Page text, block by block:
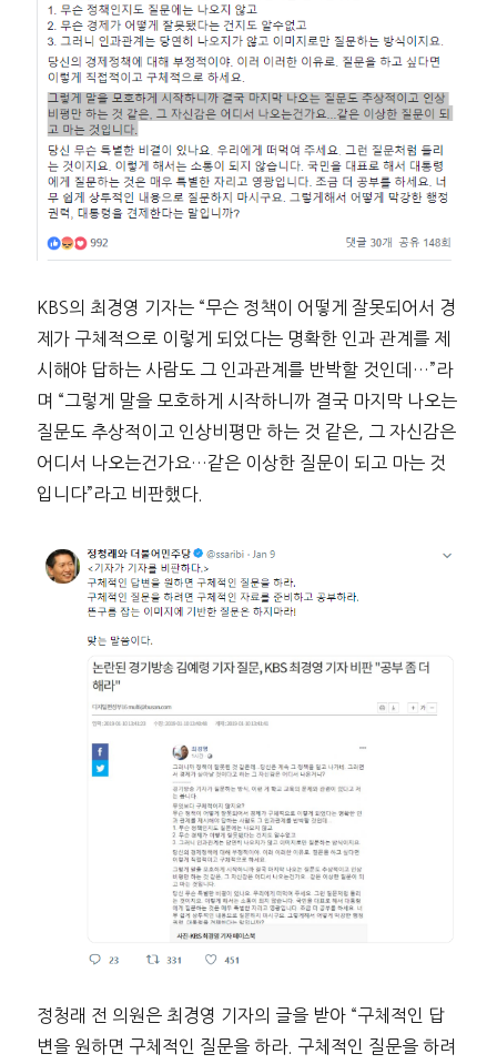
KBS의 최경영 기자는 “무슨 정책이 어떻게 잘못되어서 경
제가 구체적으로 이렇게 되었다는 명확한 인과 관계를 제
시해야 답하는 사람도 그 인과관계를 반박할 것인데…”라
며 “그렇게 말을 모호하게 시작하니까 결국 마지막 나오는
질문도 추상적이고 인상비평만 하는 것 같은, 그 자신감은
어디서 나오는건가요…같은 이상한 질문이 되고 마는 것
입니다”라고 비판했다.
정청래 전 의원은 최경영 기자의 글을 받아 “구체적인 답
변을 원하면 구체적인 질문을 하라. 구체적인 질문을 하려